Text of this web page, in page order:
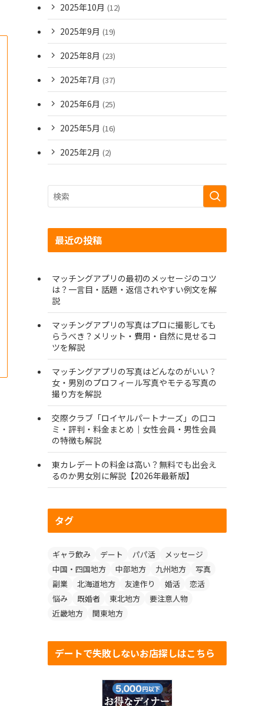
2025年10月 (12)
2025年9月 (19)
2025年8月 (23)
2025年7月 (37)
2025年6月 (25)
2025年5月 (16)
2025年2月 (2)
最近の投稿
マッチングアプリの最初のメッセージのコツ
は？一言目・話題・返信されやすい例文を解
説
マッチングアプリの写真はプロに撮影しても
らうべき？メリット・費用・自然に見せるコ
ツを解説
マッチングアプリの写真はどんなのがいい？
女・男別のプロフィール写真やモテる写真の
撮り方を解説
交際クラブ「ロイヤルパートナーズ」の口コ
ミ・評判・料金まとめ｜女性会員・男性会員
の特徴も解説
東カレデートの料金は高い？無料でも出会え
るのか男女別に解説【2026年最新版】
タグ
ギャラ飲み デート パパ活
メッセージ
中国・四国地方
中部地方 九州地方
写真
副業
北海道地方 友達作り 婚活
恋活
悩み
既婚者 東北地方
要注意人物
近畿地方
関東地方
デートで失敗しないお店探しはこちら